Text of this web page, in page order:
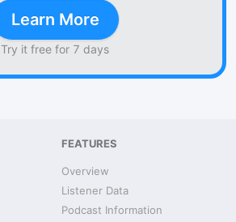
Learn More
Try it free for 7 days
FEATURES
Overview
Listener Data
Podcast Information